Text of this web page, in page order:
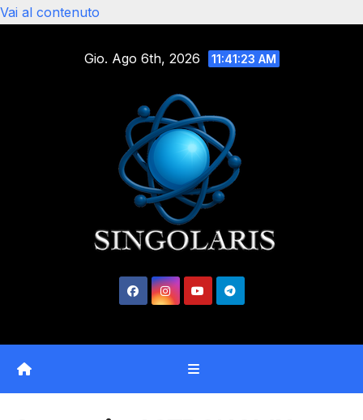
Vai al contenuto
Gio. Ago 6th, 2026 11:41:23 AM